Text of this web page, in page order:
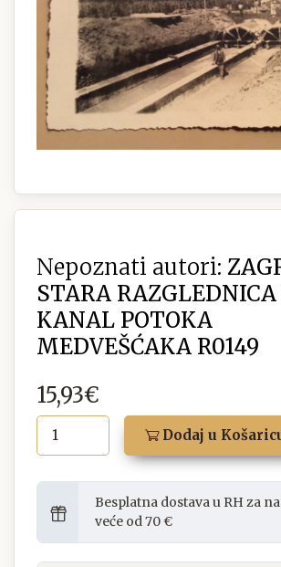
Nepoznati autori:
STARA
KANAL POTOKA
MEDVEŠĆAKA R0149
15,93€
Dodaj u
Besplatna dostava u RH za
veće od 70 €